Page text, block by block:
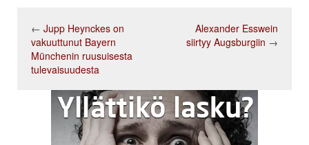
← Jupp Heynckes on
vakuuttunut Bayern
Münchenin ruusuisesta
tulevaisuudesta
Alexander Esswein
siirtyy Augsburgiin →